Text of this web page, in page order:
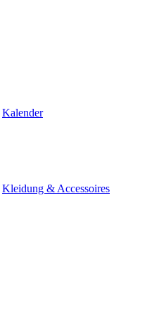
Kalender
Kleidung & Accessoires